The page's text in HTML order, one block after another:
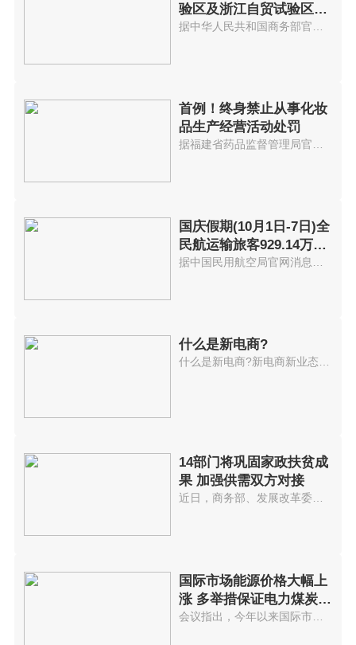
验区及浙江自贸试验区扩
展区域建设一周年
首例！终身禁止从事化妆
品生产经营活动处罚
国庆假期(10月1日-7日)全
民航运输旅客929.14万人
次
什么是新电商?
什么是新电商?新电商新业态持续...
14部门将巩固家政扶贫成
果 加强供需双方对接
近日，商务部、发展改革委、人力...
国际市场能源价格大幅上
涨 多举措保证电力煤炭等
供应